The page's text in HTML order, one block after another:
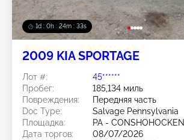
1d : 0h : 24m : 30s
2009 KIA SPORTAGE
Лот #:
45******
Пробег:
185,134 миль
Повреждения:
Передняя часть
Doc Type:
Salvage Pennsylvania
Площадка:
PA - CONSHOHOCKEN
Дата торгов:
08/07/2026